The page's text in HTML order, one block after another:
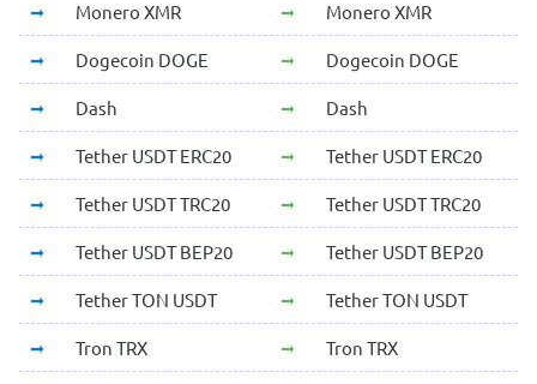
Monero XMR Monero XMR
Dogecoin DOGE Dogecoin DOGE
Dash Dash
Tether USDT ERC20 Tether USDT ERC20
Tether USDT TRC20 Tether USDT TRC20
Tether USDT BEP20 Tether USDT BEP20
Tether TON USDT Tether TON USDT
Tron TRX Tron TRX